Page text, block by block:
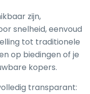
zijn,
snelheid, eenvoud
tot traditionele
op biedingen of je
kopers.
transparant: